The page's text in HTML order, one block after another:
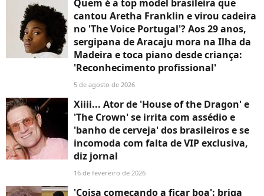
Quem é a top model brasileira que
cantou Aretha Franklin e virou cadeira
no 'The Voice Portugal'? Aos 29 anos,
sergipana de Aracaju mora na Ilha da
Madeira e toca piano desde criança:
'Reconhecimento profissional'
5 de agosto de 2026
Xiiii... Ator de 'House of the Dragon' e
'The Crown' se irrita com assédio e
'banho de cerveja' dos brasileiros e se
incomoda com falta de VIP exclusiva,
diz jornal
16 de fevereiro de 2026
'Coisa começando a ficar boa': briga